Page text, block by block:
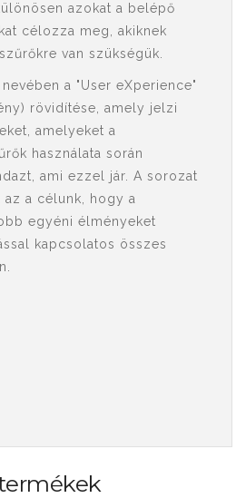
azokat a belépő
célozza meg, akiknek
van szükségük.
a "User eXperience"
rövidítése, amely jelzi
amelyeket a
használata során
ami ezzel jár. A sorozat
az a célunk, hogy a
egyéni élményeket
kapcsolatos összes